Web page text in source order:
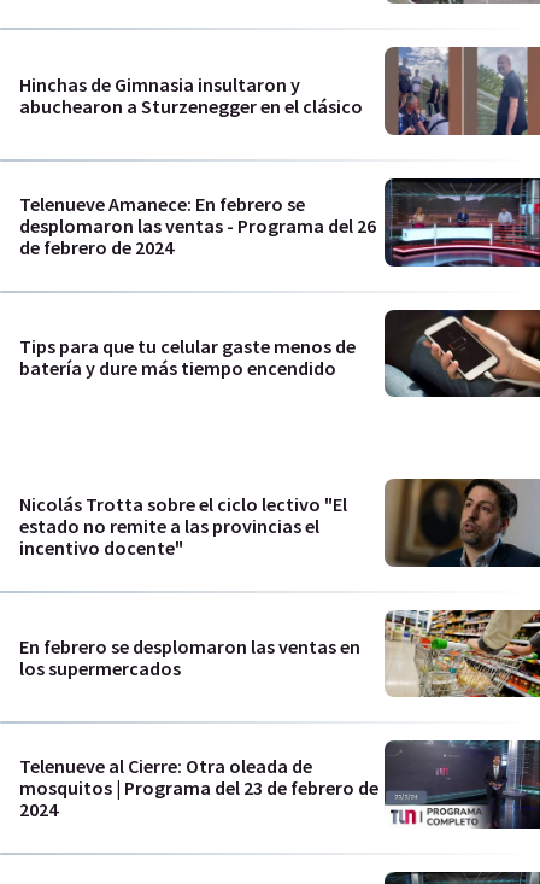
Hinchas de Gimnasia insultaron y
abuchearon a Sturzenegger en el clásico
Telenueve Amanece: En febrero se
desplomaron las ventas - Programa del 26
de febrero de 2024
Tips para que tu celular gaste menos de
batería y dure más tiempo encendido
Nicolás Trotta sobre el ciclo lectivo "El
estado no remite a las provincias el
incentivo docente"
En febrero se desplomaron las ventas en
los supermercados
Telenueve al Cierre: Otra oleada de
mosquitos | Programa del 23 de febrero de
2024